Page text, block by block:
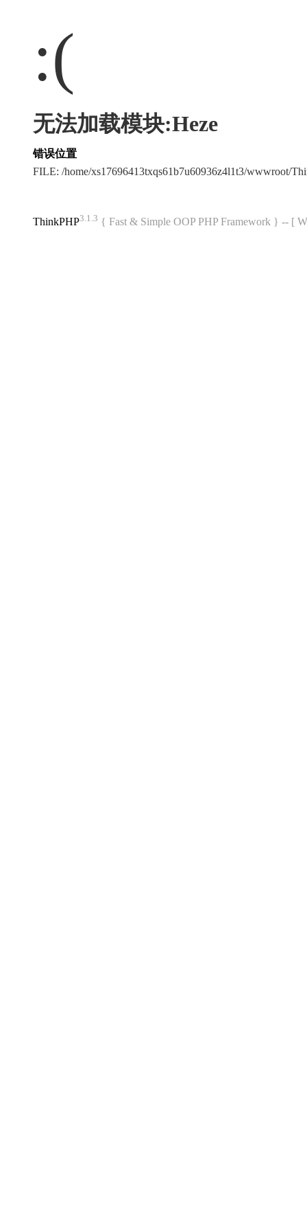
:(
无法加载模块:Heze
错误位置
FILE: /home/xs17696413txqs61b7u60936z4l1t3/wwwroot/
ThinkPHP3.1.3 { Fast & Simple OOP PHP Framework } -- [